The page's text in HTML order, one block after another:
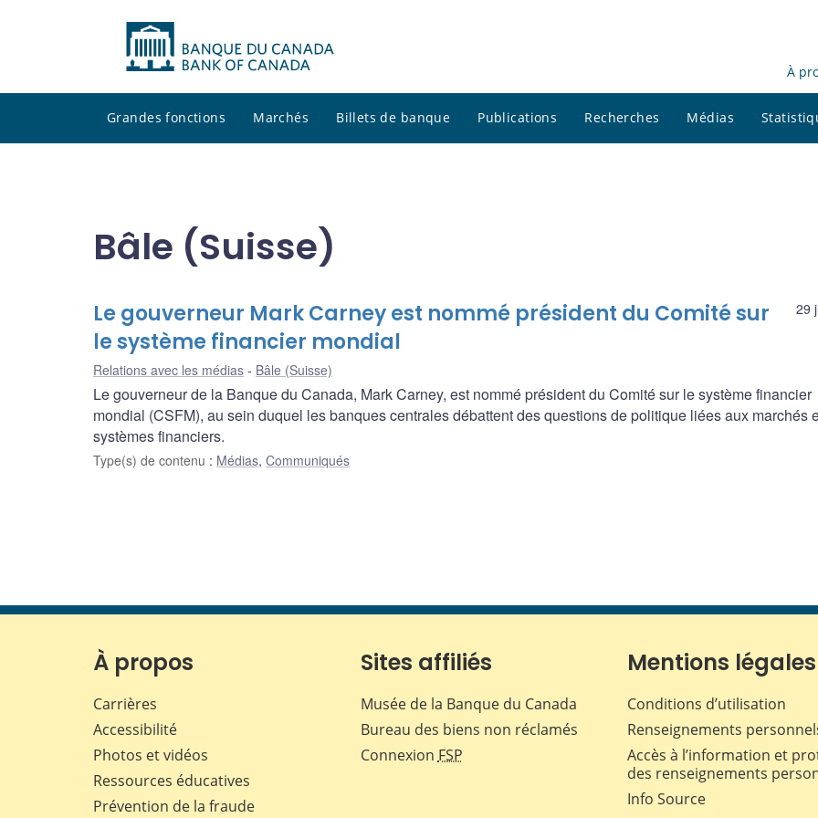
À
Grandes fonctions Marchés Billets de banque Publications Recherches Médias
Bâle (Suisse)
29
Le gouverneur Mark Carney est nommé président du Comité sur
le système financier mondial
Relations avec les médias Bâle (Suisse)
Le gouverneur de la Banque du Canada, Mark Carney, est nommé président du Comité sur le système financier
mondial (CSFM), au sein duquel les banques centrales débattent des questions de politique liées aux marchés
systèmes financiers.
Type(s) de contenu : Médias, Communiqués
À propos
Carrières
Accessibilité
Photos et vidéos
Ressources éducatives
Prévention de la fraude
Sites affiliés
Musée de la Banque du Canada
Bureau des biens non réclamés
Connexion FSP
Mentions légales
Conditions d’utilisation
Renseignements
Accès à l’information et
des renseignements
Info Source